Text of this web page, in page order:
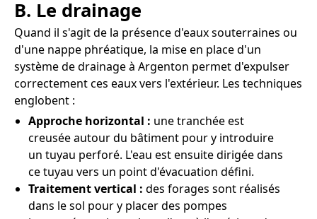
B. Le drainage
Quand il s'agit de la présence d'eaux souterraines ou
d'une nappe phréatique, la mise en place d'un
système de drainage à Argenton permet d'expulser
correctement ces eaux vers l'extérieur. Les techniques
englobent :
Approche horizontal : une tranchée est
creusée autour du bâtiment pour y introduire
un tuyau perforé. L'eau est ensuite dirigée dans
ce tuyau vers un point d'évacuation défini.
Traitement vertical : des forages sont réalisés
dans le sol pour y placer des pompes